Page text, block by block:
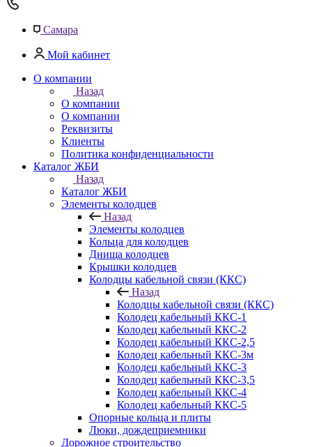
Самара
Мой кабинет
О компании
Назад
О компании
О компании
Реквизиты
Клиенты
Политика конфиденциальности
Каталог ЖБИ
Назад
Каталог ЖБИ
Элементы колодцев
Назад
Элементы колодцев
Кольца для колодцев
Днища колодцев
Крышки колодцев
Колодцы кабельной связи (ККС)
Назад
Колодцы кабельной связи (ККС)
Колодец кабельный ККС-1
Колодец кабельный ККС-2
Колодец кабельный ККС-2,5
Колодец кабельный ККС-3м
Колодец кабельный ККС-3
Колодец кабельный ККС-3,5
Колодец кабельный ККС-4
Колодец кабельный ККС-5
Опорные кольца и плиты
Люки, дождеприемники
Дорожное строительство